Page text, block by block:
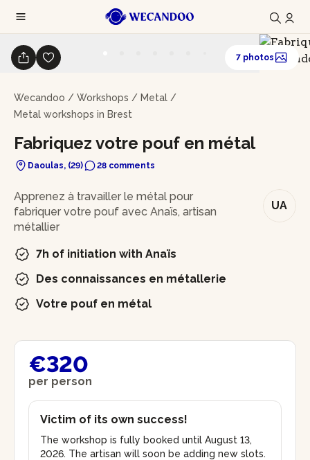
Wecandoo / Workshops / Metal /
Metal workshops in Brest
Fabriquez votre pouf en métal
Daoulas, (29) 28 comments
7 photos
In brief
UA
Apprenez à travailler le métal pour
fabriquer votre pouf avec Anaïs, artisan
métallier
7h of initiation with Anaïs
Des connaissances en métallerie
Votre pouf en métal
€320
per person
Victim of its own success!
The workshop is fully booked until August 13,
2026. The artisan will soon be adding new slots.